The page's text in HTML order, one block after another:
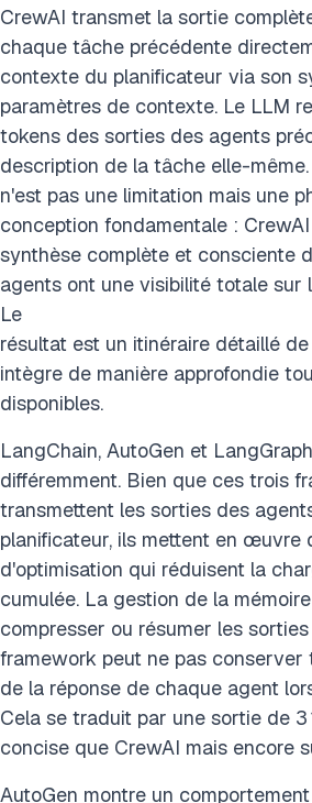
CrewAI transmet la sortie
chaque tâche précédente
contexte du planificateur via son
paramètres de contexte. Le LLM
tokens des sorties des agents
description de la tâche elle-
n'est pas une limitation mais une
conception fondamentale :
synthèse complète et consciente
agents ont une visibilité totale sur
Le
résultat est un itinéraire détaillé
intègre de manière approfondie
disponibles.
LangChain, AutoGen et
différemment. Bien que ces trois
transmettent les sorties des
planificateur, ils mettent en œuvre
d'optimisation qui réduisent la
cumulée. La gestion de la
compresser ou résumer les
framework peut ne pas conserver
de la réponse de chaque agent
Cela se traduit par une sortie de 3
concise que CrewAI mais encore
AutoGen montre un